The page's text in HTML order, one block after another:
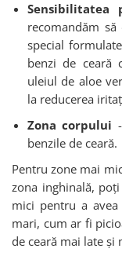
Sensibilitatea
recomandăm
special
benzi de ceară
uleiul de aloe
la reducerea
Zona corpului
benzile de ceară.
Pentru zone mai
zona inghinală,
mici pentru a
mari, cum ar fi
de ceară mai late și